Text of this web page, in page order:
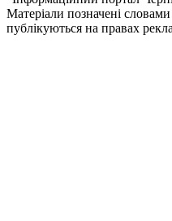
Матеріали позначені
публікуються на правах